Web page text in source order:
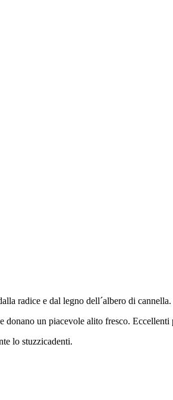
radice e dal legno dell´albero di cannella.
un piacevole alito fresco.
lo stuzzicadenti.